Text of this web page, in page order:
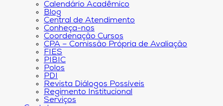
Calendário Acadêmico
Blog
Central de Atendimento
Conheça-nos
Coordenação Cursos
CPA – Comissão Própria de Avaliação
FIES
PIBIC
Polos
PDI
Revista Diálogos Possíveis
Regimento Institucional
Serviços